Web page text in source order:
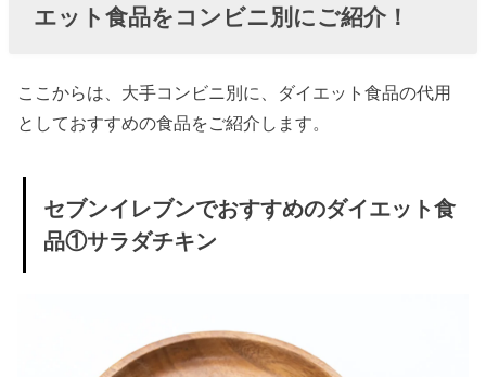
エット食品をコンビニ別にご紹介！
ここからは、大手コンビニ別に、ダイエット食品の代用
としておすすめの食品をご紹介します。
セブンイレブンでおすすめのダイエット食
品①サラダチキン